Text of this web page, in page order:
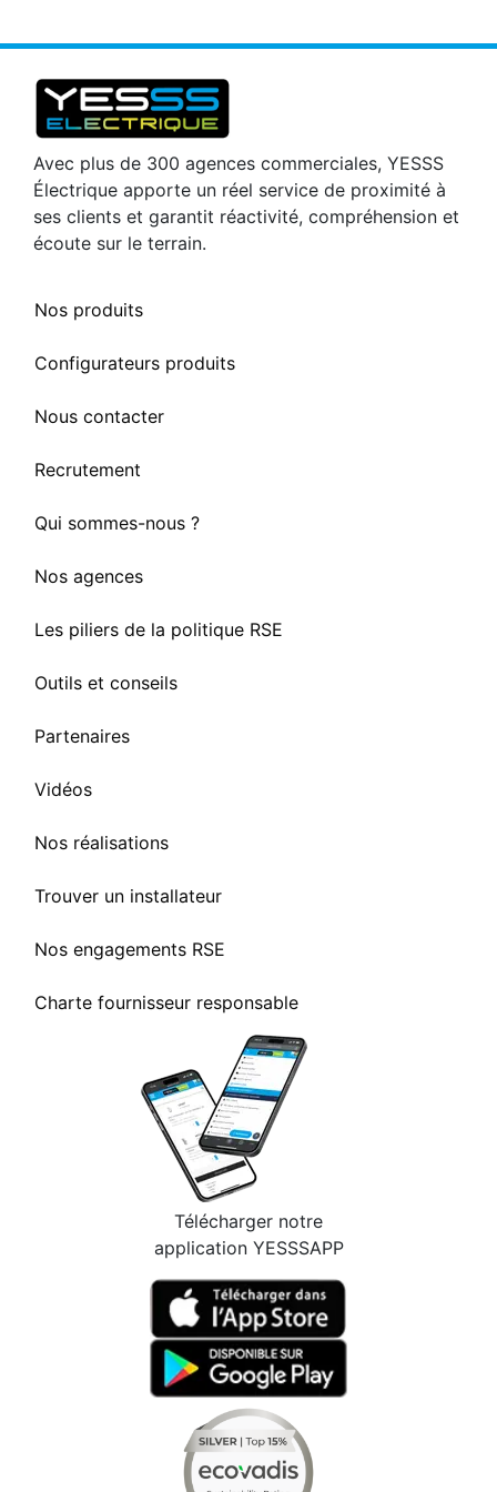
Avec plus de 300 agences commerciales, YESSS
Électrique apporte un réel service de proximité à
ses clients et garantit réactivité, compréhension et
écoute sur le terrain.
Nos produits
Configurateurs produits
Nous contacter
Recrutement
Qui sommes-nous ?
Nos agences
Les piliers de la politique RSE
Outils et conseils
Partenaires
Vidéos
Nos réalisations
Trouver un installateur
Nos engagements RSE
Charte fournisseur responsable
Télécharger notre
application YESSSAPP